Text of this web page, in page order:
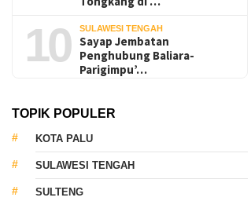
10 SULAWESI TENGAH
Sayap Jembatan
Penghubung Baliara-
Parigimpu’…
TOPIK POPULER
KOTA PALU
SULAWESI TENGAH
SULTENG